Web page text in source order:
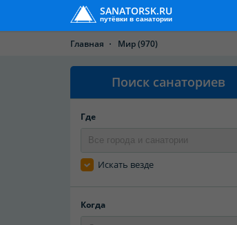
SANATORSK.RU
путёвки в санатории
Главная Мир(970)
Поиск санаториев
Где
Искать везде
Когда